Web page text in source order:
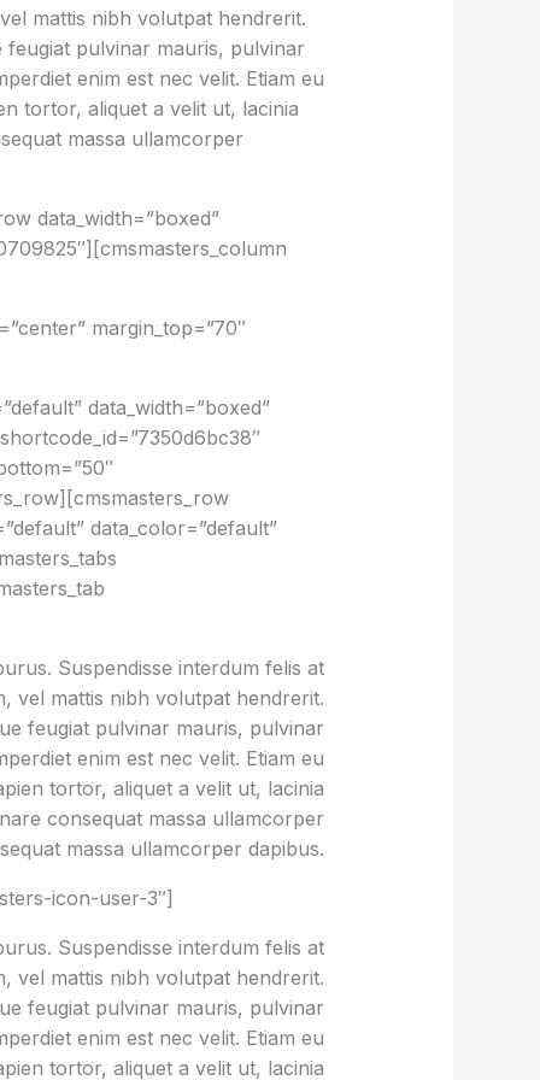
mattis nibh volutpat hendrerit.
feugiat pulvinar mauris, pulvinar
enim est nec velit. Etiam eu
tortor, aliquet a velit ut, lacinia
massa ullamcorper
data_width=”boxed”
margin_top=”70″
data_width=”boxed”
data_color=”default”
Suspendisse interdum felis at
vel mattis nibh volutpat hendrerit.
feugiat pulvinar mauris, pulvinar
enim est nec velit. Etiam eu
tortor, aliquet a velit ut, lacinia
consequat massa ullamcorper
massa ullamcorper dapibus.
icon-user-3″]
Suspendisse interdum felis at
vel mattis nibh volutpat hendrerit.
feugiat pulvinar mauris, pulvinar
enim est nec velit. Etiam eu
tortor, aliquet a velit ut, lacinia